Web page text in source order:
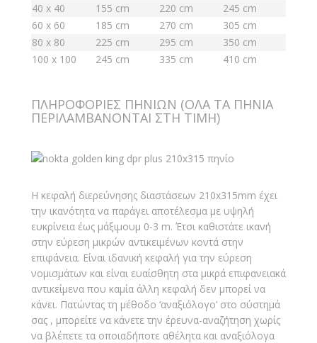
40 x 40
155 cm 220 cm
245 cm
60 x 60
185 cm 270 cm
305 cm
80 x 80
225 cm 295 cm
350 cm
100 x 100
245 cm 335 cm 410 cm
ΠΛΗΡΟΦΟΡΙΕΣ ΠΗΝΙΩΝ (ΟΛΑ ΤΑ ΠΗΝΙΑ
ΠΕΡΙΛΑΜΒΑΝΟΝΤΑΙ ΣΤΗ ΤΙΜΗ)
Η κεφαλή διερεύνησης διαστάσεων 210x315mm έχει
την ικανότητα να παράγει αποτέλεσμα με υψηλή
ευκρίνεια έως μάξιμουμ 0-3 m. Έτσι καθιστάτε ικανή
στην εύρεση μικρών αντικειμένων κοντά στην
επιφάνεια. Είναι ιδανική κεφαλή για την εύρεση
νομισμάτων και είναι ευαίσθητη στα μικρά επιφανειακά
αντικείμενα που καμία άλλη κεφαλή δεν μπορεί να
κάνει. Πατώντας τη μέθοδο ‘αναξιόλογο’ στο σύστημά
σας , μπορείτε να κάνετε την έρευνα-αναζήτηση χωρίς
να βλέπετε τα οποιαδήποτε αθέλητα και αναξιόλογα